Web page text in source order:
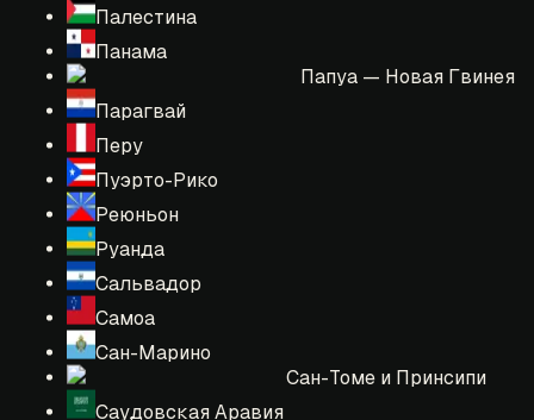
Палестина
Панама
Папуа — Новая Гвинея
Парагвай
Перу
Пуэрто-Рико
Реюньон
Руанда
Сальвадор
Самоа
Сан-Марино
Сан-Томе и Принсипи
Саудовская Аравия